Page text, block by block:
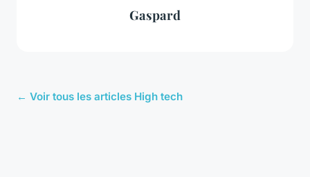
Gaspard
← Voir tous les articles High tech